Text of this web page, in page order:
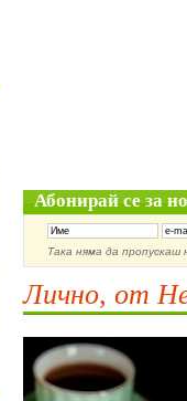
Абонирай се за
Така няма да
Лично, от